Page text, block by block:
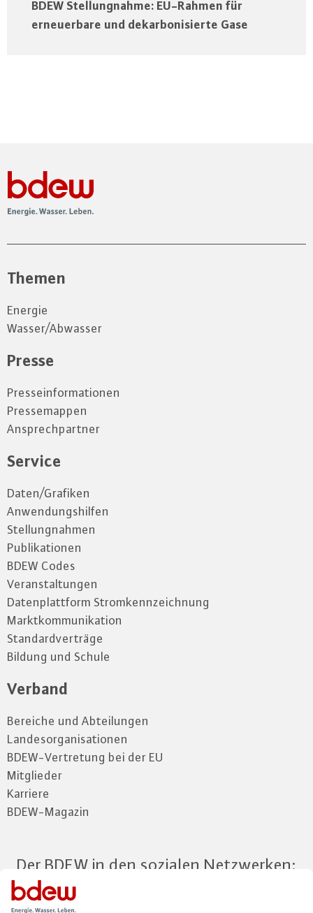
BDEW Stellungnahme: EU-Rahmen für
erneuerbare und dekarbonisierte Gase
Themen
Energie
Wasser/Abwasser
Presse
Presseinformationen
Pressemappen
Ansprechpartner
Service
Daten/Grafiken
Anwendungshilfen
Stellungnahmen
Publikationen
BDEW Codes
Veranstaltungen
Datenplattform Stromkennzeichnung
Marktkommunikation
Standardverträge
Bildung und Schule
Verband
Bereiche und Abteilungen
Landesorganisationen
BDEW-Vertretung bei der EU
Mitglieder
Karriere
BDEW-Magazin
Der BDEW in den sozialen Netzwerken: